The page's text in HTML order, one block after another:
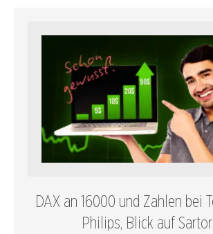
DAX an 16000 und Zahlen bei
Philips, Blick auf